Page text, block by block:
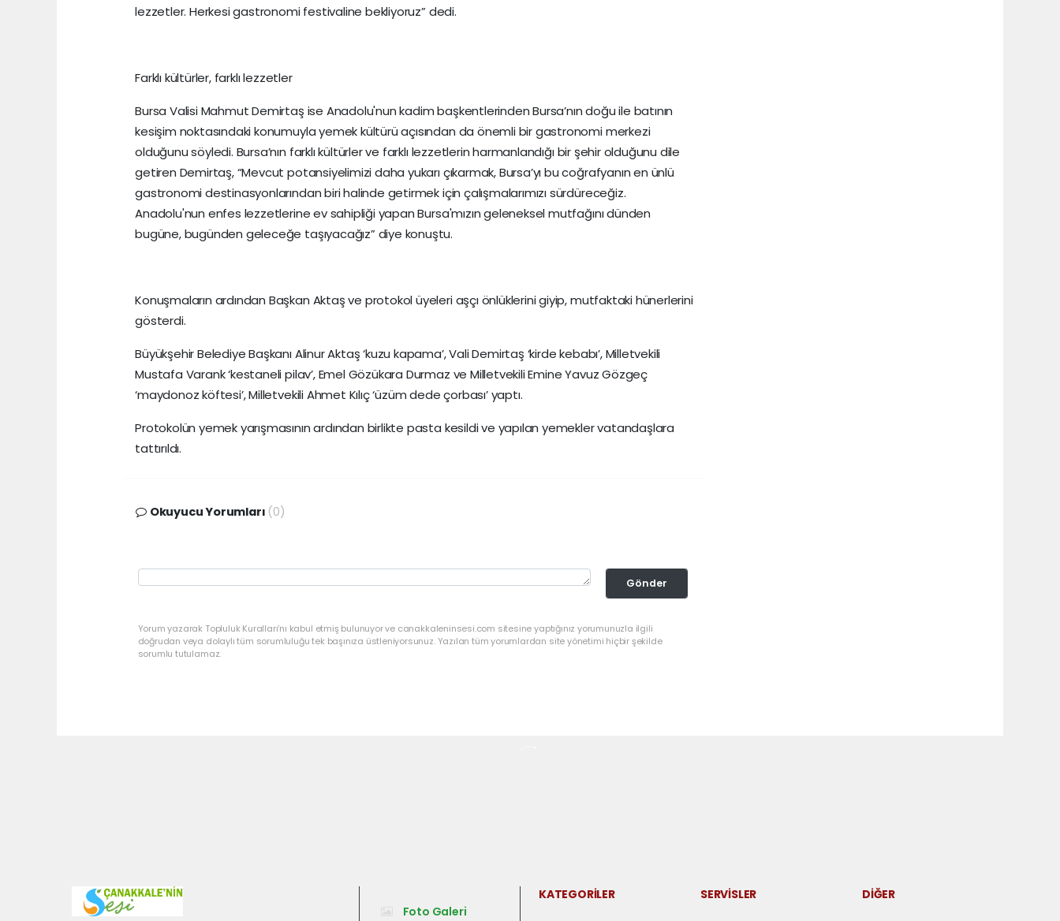
lezzetler. Herkesi gastronomi festivaline bekliyoruz” dedi.
Farklı kültürler, farklı lezzetler
Bursa Valisi Mahmut Demirtaş ise Anadolu'nun kadim başkentlerinden Bursa’nın doğu ile batının
kesişim noktasındaki konumuyla yemek kültürü açısından da önemli bir gastronomi merkezi
olduğunu söyledi. Bursa’nın farklı kültürler ve farklı lezzetlerin harmanlandığı bir şehir olduğunu dile
getiren Demirtaş, “Mevcut potansiyelimizi daha yukarı çıkarmak, Bursa’yı bu coğrafyanın en ünlü
gastronomi destinasyonlarından biri halinde getirmek için çalışmalarımızı sürdüreceğiz.
Anadolu'nun enfes lezzetlerine ev sahipliği yapan Bursa'mızın geleneksel mutfağını dünden
bugüne, bugünden geleceğe taşıyacağız” diye konuştu.
Konuşmaların ardından Başkan Aktaş ve protokol üyeleri aşçı önlüklerini giyip, mutfaktaki hünerlerini
gösterdi.
Büyükşehir Belediye Başkanı Alinur Aktaş ‘kuzu kapama’, Vali Demirtaş ‘kirde kebabı’, Milletvekili
Mustafa Varank ‘kestaneli pilav’, Emel Gözükara Durmaz ve Milletvekili Emine Yavuz Gözgeç
‘maydonoz köftesi’, Milletvekili Ahmet Kılıç ‘üzüm dede çorbası’ yaptı.
Protokolün yemek yarışmasının ardından birlikte pasta kesildi ve yapılan yemekler vatandaşlara
tattırıldı.
Okuyucu Yorumları (0)
Gönder
Yorum yazarak Topluluk Kuralları’nı kabul etmiş bulunuyor ve canakkaleninsesi.com sitesine yaptığınız yorumunuzla ilgili
doğrudan veya dolaylı tüm sorumluluğu tek başınıza üstleniyorsunuz. Yazılan tüm yorumlardan site yönetimi hiçbir şekilde
sorumlu tutulamaz.
Foto Galeri
KATEGORİLER SERVİSLER DİĞER